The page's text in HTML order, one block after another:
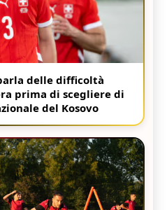
delle difficoltà
prima di scegliere di
del Kosovo